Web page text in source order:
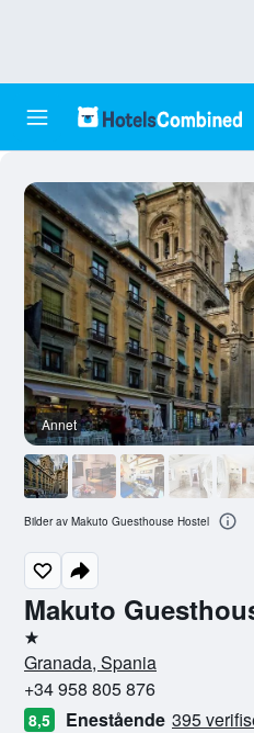
Makuto
1 stjerne
Granada, Spania
+34 958 805 876
8,5 Enestående 395
Annet
Bilder av Makuto Guesthouse Hostel